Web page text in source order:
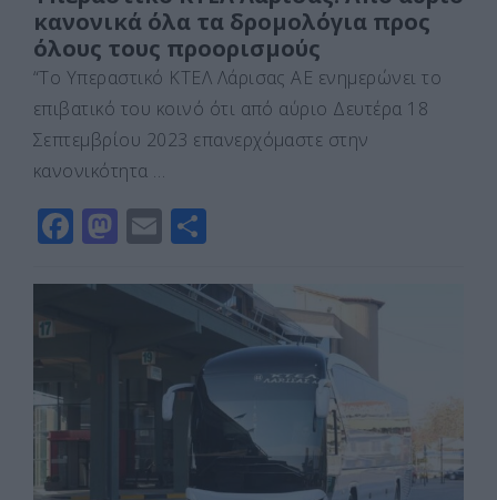
κανονικά όλα τα δρομολόγια προς
όλους τους προορισμούς
“Το Υπεραστικό ΚΤΕΛ Λάρισας ΑΕ ενημερώνει το
επιβατικό του κοινό ότι από αύριο Δευτέρα 18
Σεπτεμβρίου 2023 επανερχόμαστε στην
κανονικότητα …
F
c
o
k
M
st
o
E
ai ρ
α
σ
τε